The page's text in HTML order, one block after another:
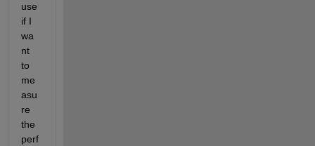
use
if I
wa
nt
to
me
asu
re
the
perf